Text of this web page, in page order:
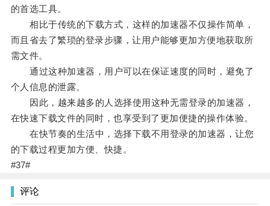
的首选工具。
相比于传统的下载方式，这样的加速器不仅操作简单，
而且省去了繁琐的登录步骤，让用户能够更加方便地获取所
需文件。
通过这种加速器，用户可以在保证速度的同时，避免了
个人信息的泄露。
因此，越来越多的人选择使用这种无需登录的加速器，
在快速下载文件的同时，也享受到了更加便捷的操作体验。
在快节奏的生活中，选择下载不用登录的加速器，让您
的下载过程更加方便、快捷。
#37#
评论